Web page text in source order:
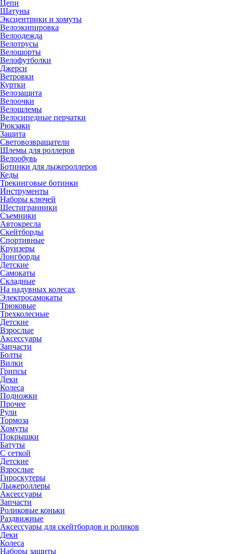
Цепи
Шатуны
Эксцентрики и хомуты
Велоэкипировка
Велоодежда
Велотрусы
Велошорты
Велофутболки
Джерси
Ветровки
Куртки
Велозащита
Велоочки
Велошлемы
Велосипедные перчатки
Рюкзаки
Защита
Световозвращатели
Шлемы для роллеров
Велообувь
Ботинки для лыжероллеров
Кеды
Трекинговые ботинки
Инструменты
Наборы ключей
Шестигранники
Съемники
Автокресла
Скейтборды
Спортивные
Круизеры
Лонгборды
Детские
Самокаты
Складные
На надувных колесах
Электросамокаты
Трюковые
Трехколесные
Детские
Взрослые
Аксессуары
Запчасти
Болты
Вилки
Грипсы
Деки
Колеса
Подножки
Прочее
Рули
Тормоза
Хомуты
Покрышки
Батуты
С сеткой
Детские
Взрослые
Гироскутеры
Лыжероллеры
Аксессуары
Запчасти
Роликовые коньки
Раздвижные
Аксессуары для скейтбордов и роликов
Деки
Колеса
Наборы защиты